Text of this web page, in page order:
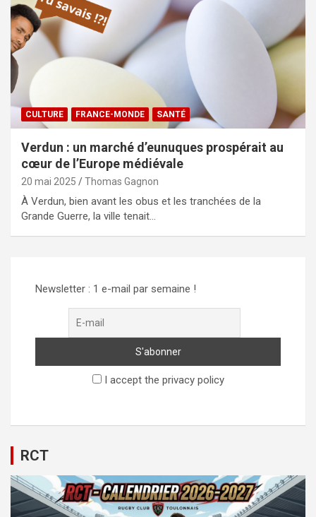
CULTURE FRANCE-MONDE SANTÉ
Verdun : un marché d’eunuques prospérait au
cœur de l’Europe médiévale
20 mai 2025 Thomas Gagnon
À Verdun, bien avant les obus et les tranchées de la
Grande Guerre, la ville tenait…
Newsletter : 1 e-mail par semaine !
I accept the privacy policy
RCT